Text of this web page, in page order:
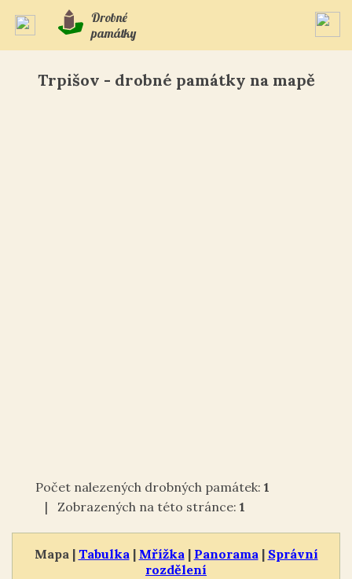
Drobné
památky
Trpišov - drobné památky na mapě
Počet nalezených drobných památek: 1
| Zobrazených na této stránce: 1
Mapa | Tabulka | Mřížka | Panorama | Správní
rozdělení